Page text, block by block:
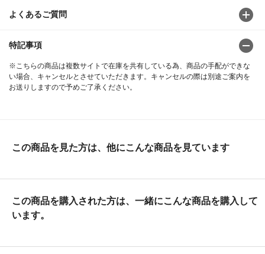
よくあるご質問
特記事項
※こちらの商品は複数サイトで在庫を共有している為、商品の手配ができな
い場合、キャンセルとさせていただきます。キャンセルの際は別途ご案内を
お送りしますので予めご了承ください。
この商品を見た方は、他にこんな商品を見ています
この商品を購入された方は、一緒にこんな商品を購入して
います。